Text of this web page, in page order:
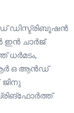
ഡിസ്ട്രിബൂഷൻ
ചാർജ്
ധർമടം,
ഒ ആൻഡ്
ജിനു